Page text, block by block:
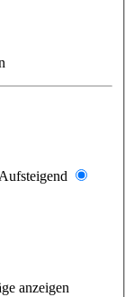
Aufsteigend
anzeigen